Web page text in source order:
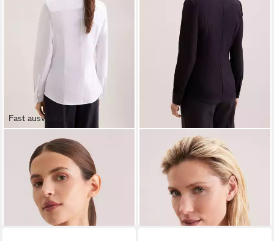
Fast ausverkauft
SEIDENSTICKERHemdbluse
1/1 Kragen Uni
ab 60,99 € UVP 69,99 €
SEIDENSTICKERHemdbluse
1/1 Kragen Uni
60,99 €
69,99 €
+3